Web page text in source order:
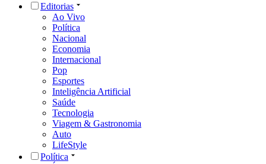
Editorias
Ao Vivo
Política
Nacional
Economia
Internacional
Pop
Esportes
Inteligência Artificial
Saúde
Tecnologia
Viagem & Gastronomia
Auto
LifeStyle
Política